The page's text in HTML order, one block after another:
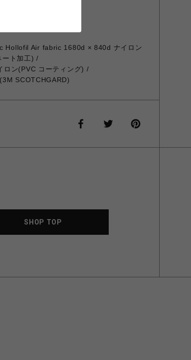
Hollofil Air fabric 1680d × 840d ナイロン
ート加工) /
ン(PVC コーティング) /
SCOTCHGARD)
SHOP TOP